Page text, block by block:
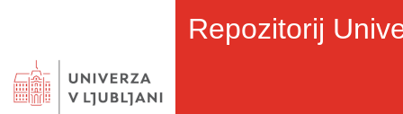
Repozitorij